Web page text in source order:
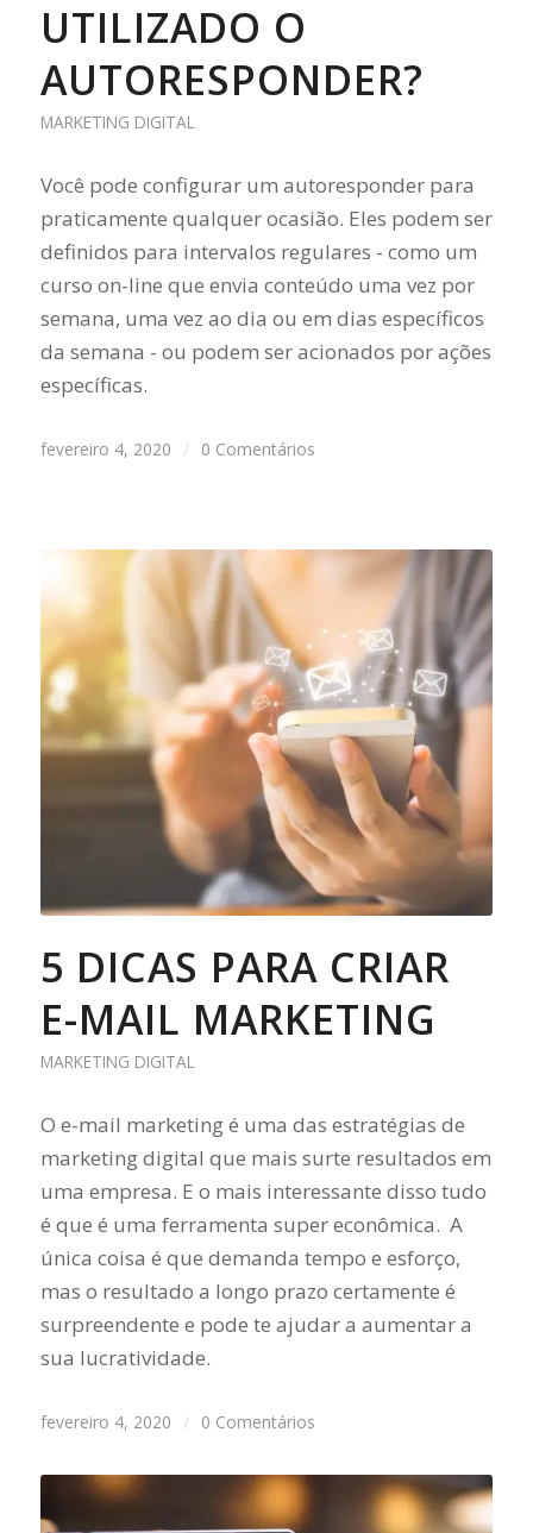
UTILIZADO O
AUTORESPONDER?
MARKETING DIGITAL
Você pode configurar um autoresponder para
praticamente qualquer ocasião. Eles podem ser
definidos para intervalos regulares - como um
curso on-line que envia conteúdo uma vez por
semana, uma vez ao dia ou em dias específicos
da semana - ou podem ser acionados por ações
específicas.
fevereiro 4, 2020 / 0 Comentários
5 DICAS PARA CRIAR
E-MAIL MARKETING
MARKETING DIGITAL
O e-mail marketing é uma das estratégias de
marketing digital que mais surte resultados em
uma empresa. E o mais interessante disso tudo
é que é uma ferramenta super econômica. A
única coisa é que demanda tempo e esforço,
mas o resultado a longo prazo certamente é
surpreendente e pode te ajudar a aumentar a
sua lucratividade.
fevereiro 4, 2020 / 0 Comentários